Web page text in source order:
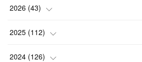
2026 (43)
( 2)
(3)
2025 (112)
(7)
2024 (126)